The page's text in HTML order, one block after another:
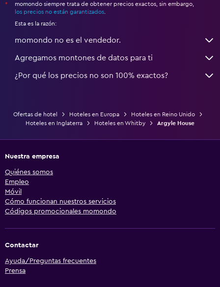
*
momondo siempre trata de obtener precios exactos, sin embargo,
los precios no están garantizados
Esta es la razón:
momondo no es el vendedor.
Agregamos montones de datos para ti
¿Por qué los precios no son 100% exactos?
Ofertas de hotel Hoteles en Europa
Hoteles en Reino Unido
Hoteles en Inglaterra
Hoteles en Whitby Argyle House
Nuestra empresa
Quiénes somos
Empleo
Móvil
Cómo funcionan nuestros servicios
Códigos promocionales momondo
Contactar
Ayuda/Preguntas frecuentes
Prensa